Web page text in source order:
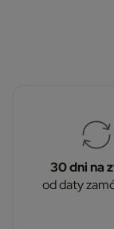
30 dni na
od daty